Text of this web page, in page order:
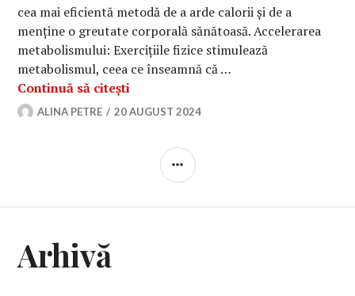
cea mai eficientă metodă de a arde calorii și de a
menține o greutate corporală sănătoasă. Accelerarea
metabolismului: Exercițiile fizice stimulează
metabolismul, ceea ce înseamnă că …
Continuă să citești
ALINA PETRE 20 AUGUST 2024
BARĂ
Arhivă